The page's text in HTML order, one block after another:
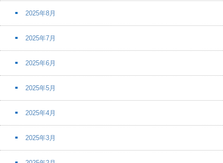
2025年8月
2025年7月
2025年6月
2025年5月
2025年4月
2025年3月